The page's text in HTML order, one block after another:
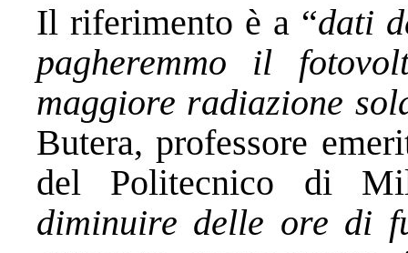
Il riferimento è a “dati
pagheremmo il
maggiore radiazione
Butera, professore
del Politecnico di
diminuire delle ore di